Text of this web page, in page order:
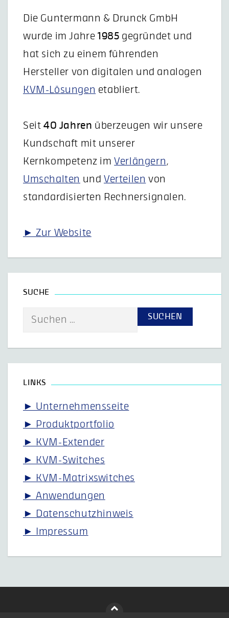
Die Guntermann & Drunck GmbH
wurde im Jahre 1985 gegründet und
hat sich zu einem führenden
Hersteller von digitalen und analogen
KVM-Lösungen etabliert.
Seit 40 Jahren überzeugen wir unsere
Kundschaft mit unserer
Kernkompetenz imVerlängern ,
Umschalten und Verteilen von
standardisierten Rechnersignalen.
► Zur Website
SUCHE
Suche
LINKS
► Unternehmensseite
► Produktportfolio
► KVM-Extender
► KVM-Switches
► KVM-Matrixswitches
► Anwendungen
► Datenschutzhinweis
► Impressum